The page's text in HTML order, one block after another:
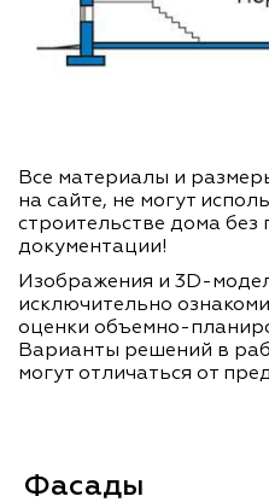
Все материалы и
на сайте, не могут
строительстве дома
документации!
Изображения и 3D-
исключительно
оценки объемно-
Варианты решений в
могут отличаться от
Фасады